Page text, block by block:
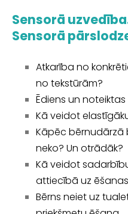
Sensorā
Sensorā
Atkarība no
no tekstūrām?
Ēdiens un
Kā veidot
Kāpēc bērnudārzā
neko? Un otrādāk?
Kā veidot
attiecībā uz
Bērns neiet uz